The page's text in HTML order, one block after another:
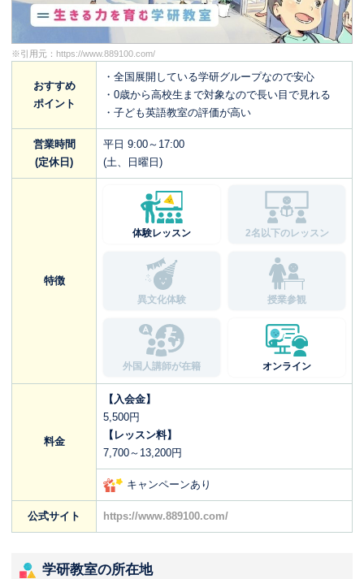
※引用元： https://www.889100.com/
おすすめ
ポイント
・全国展開している学研グループなので安心
・0歳から高校生まで対象なので長い目で見れる
・子ども英語教室の評価が高い
営業時間
(定休日)
平日 9:00～17:00
(土、日曜日)
特徴
体験レッスン 2名以下のレッスン
異文化体験 授業参観
外国人講師が在籍 オンライン
料金
【入会金】
5,500円
【レッスン料】
7,700～13,200円
キャンペーンあり
公式サイト https://www.889100.com/
学研教室の所在地